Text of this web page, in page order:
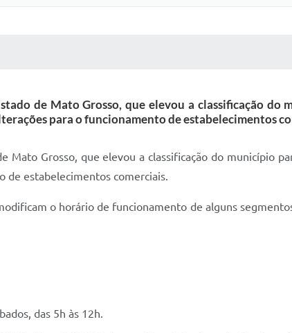
de Mato Grosso, que elevou a classificação do
para o funcionamento de estabelecimentos
Grosso, que elevou a classificação do município
de estabelecimentos comerciais.
o horário de funcionamento de alguns
das 5h às 12h.